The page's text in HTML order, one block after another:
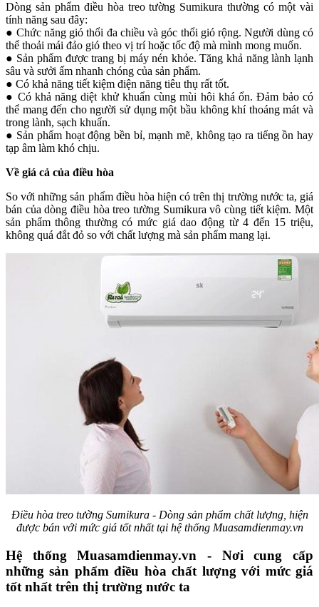
Dòng sản phẩm điều hòa treo tường Sumikura thường có một vài
tính năng sau đây:
● Chức năng gió thổi đa chiều và góc thổi gió rộng. Người dùng có
thể thoải mái đảo gió theo vị trí hoặc tốc độ mà mình mong muốn.
● Sản phẩm được trang bị máy nén khỏe. Tăng khả năng lành lạnh
sâu và sưởi ấm nhanh chóng của sản phẩm.
● Có khả năng tiết kiệm điện năng tiêu thụ rất tốt.
● Có khả năng diệt khử khuẩn cùng mùi hôi khá ổn. Đảm bảo có
thể mang đến cho người sử dụng một bầu không khí thoáng mát và
trong lành, sạch khuẩn.
● Sản phẩm hoạt động bền bỉ, mạnh mẽ, không tạo ra tiếng ồn hay
tạp âm làm khó chịu.
Về giá cả của điều hòa
So với những sản phẩm điều hòa hiện có trên thị trường nước ta, giá
bán của dòng điều hòa treo tường Sumikura vô cùng tiết kiệm. Một
sản phẩm thông thường có mức giá dao động từ 4 đến 15 triệu,
không quá đắt đỏ so với chất lượng mà sản phẩm mang lại.
Điều hòa treo tường Sumikura - Dòng sản phẩm chất lượng, hiện
được bán với mức giá tốt nhất tại hệ thống Muasamdienmay.vn
Hệ thống Muasamdienmay.vn - Nơi cung cấp
những sản phẩm điều hòa chất lượng với mức giá
tốt nhất trên thị trường nước ta